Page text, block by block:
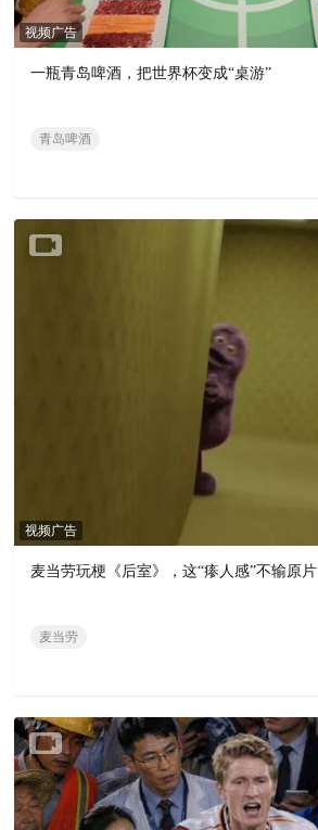
视频广告
一瓶青岛啤酒，把世界杯变成“桌游”
青岛啤酒
视频广告
麦当劳玩梗《后室》，这“瘆人感”不输原片
麦当劳